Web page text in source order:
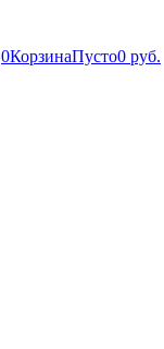
0КорзинаПусто0 руб.